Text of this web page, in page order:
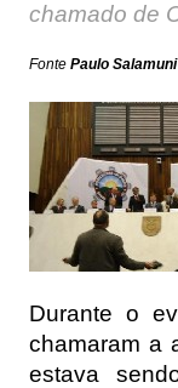
chamado de
Fonte Paulo
Durante o
chamaram a
estava